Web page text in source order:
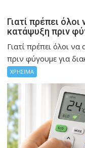
Γιατί πρέπει
κατάψυξη πριν
Γιατί πρέπει όλοι
πριν φύγουμε για
ΧΡΗΣΙΜΑ